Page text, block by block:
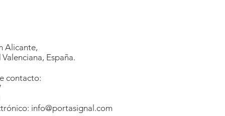
Alicante,
España.
contacto:
info@portasignal.com